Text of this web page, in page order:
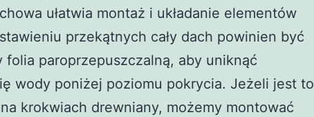
ułatwia montaż i układanie elementów
przekątnych cały dach powinien być
folia paroprzepuszczalną, aby uniknąć
wody poniżej poziomu pokrycia. Jeżeli jest to
krokwiach drewniany, możemy montować